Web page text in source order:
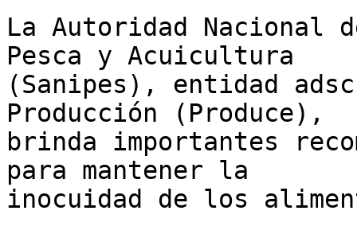
La Autoridad Nacional
Pesca y Acuicultura
(Sanipes), entidad
Producción (Produce),
brinda importantes
para mantener la
inocuidad de los